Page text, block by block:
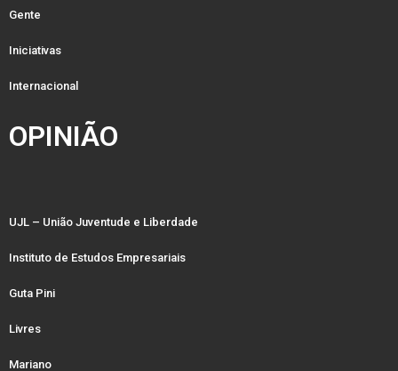
Gente
Iniciativas
Internacional
OPINIÃO
UJL – União Juventude e Liberdade
Instituto de Estudos Empresariais
Guta Pini
Livres
Mariano